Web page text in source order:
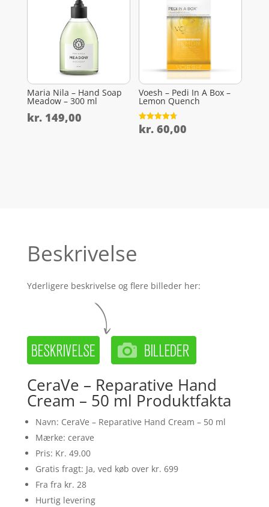
Maria Nila – Hand Soap
Meadow – 300 ml
kr.149,00
Voesh – Pedi In A Box –
Lemon Quench
Vurderet
4.7
kr. 60,00
Beskrivelse
Yderligere beskrivelse og flere billeder her:
CeraVe – Reparative Hand
Cream – 50 ml Produktfakta
Navn: CeraVe – Reparative Hand Cream – 50 ml
Mærke: cerave
Pris: Kr. 49.00
Gratis fragt: Ja, ved køb over kr. 699
Fra fra kr. 28
Hurtig levering